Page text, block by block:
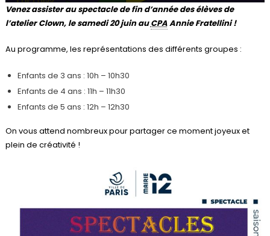
Venez assister au spectacle de fin d’année des élèves de
l’atelier Clown, le samedi 20 juin auCPAAnnie Fratellini !
Au programme, les représentations des différents groupes :
Enfants de 3 ans : 10h – 10h30
Enfants de 4 ans : 11h – 11h30
Enfants de 5 ans : 12h – 12h30
On vous attend nombreux pour partager ce moment joyeux et
plein de créativité !